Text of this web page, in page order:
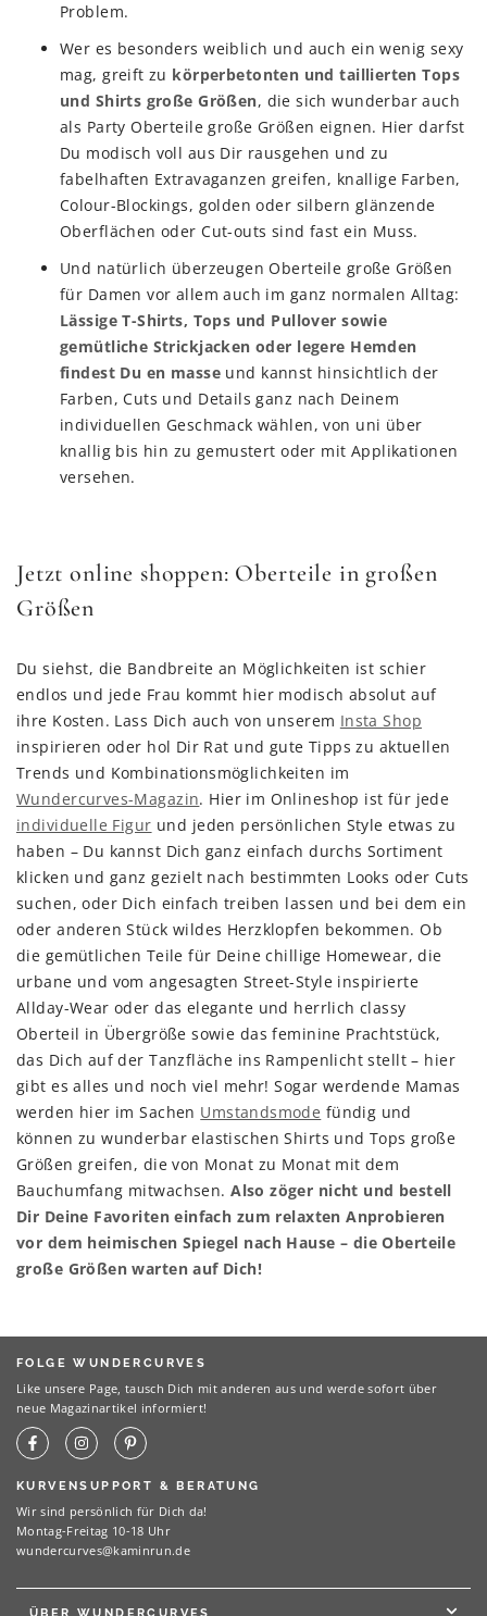
Problem.
Wer es besonders weiblich und auch ein wenig sexy
mag, greift zu körperbetonten und taillierten Tops
und Shirts große Größen, die sich wunderbar auch
als Party Oberteile große Größen eignen. Hier darfst
Du modisch voll aus Dir rausgehen und zu
fabelhaften Extravaganzen greifen, knallige Farben,
Colour-Blockings, golden oder silbern glänzende
Oberflächen oder Cut-outs sind fast ein Muss.
Und natürlich überzeugen Oberteile große Größen
für Damen vor allem auch im ganz normalen Alltag:
Lässige T-Shirts, Tops und Pullover sowie
gemütliche Strickjacken oder legere Hemden
findest Du en masseund kannst hinsichtlich der
Farben, Cuts und Details ganz nach Deinem
individuellen Geschmack wählen, von uni über
knallig bis hin zu gemustert oder mit Applikationen
versehen.
Jetzt online shoppen: Oberteile in großen
Größen
Du siehst, die Bandbreite an Möglichkeiten ist schier
endlos und jede Frau kommt hier modisch absolut auf
ihre Kosten. Lass Dich auch von unserem Insta Shop
inspirieren oder hol Dir Rat und gute Tipps zu aktuellen
Trends und Kombinationsmöglichkeiten im
Wundercurves-Magazin. Hier im Onlineshop ist für jede
individuelle Figur und jeden persönlichen Style etwas zu
haben – Du kannst Dich ganz einfach durchs Sortiment
klicken und ganz gezielt nach bestimmten Looks oder Cuts
suchen, oder Dich einfach treiben lassen und bei dem ein
oder anderen Stück wildes Herzklopfen bekommen. Ob
die gemütlichen Teile für Deine chillige Homewear, die
urbane und vom angesagten Street-Style inspirierte
Allday-Wear oder das elegante und herrlich classy
Oberteil in Übergröße sowie das feminine Prachtstück,
das Dich auf der Tanzfläche ins Rampenlicht stellt – hier
gibt es alles und noch viel mehr! Sogar werdende Mamas
werden hier im Sachen Umstandsmode fündig und
können zu wunderbar elastischen Shirts und Tops große
Größen greifen, die von Monat zu Monat mit dem
Bauchumfang mitwachsen.Also zöger nicht und bestell
Dir Deine Favoriten einfach zum relaxten Anprobieren
vor dem heimischen Spiegel nach Hause – die Oberteile
große Größen warten auf Dich!
FOLGE WUNDERCURVES
Like unsere Page, tausch Dich mit anderen aus und werde sofort über
neue Magazinartikel informiert!
KURVENSUPPORT & BERATUNG
Wir sind persönlich für Dich da!
Montag-Freitag 10-18 Uhr
wundercurves@kaminrun.de